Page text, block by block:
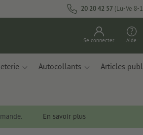
20 20 42 57 (Lu-Ve 8-
Se connecter Aide
Autocollants Articles
En savoir plus